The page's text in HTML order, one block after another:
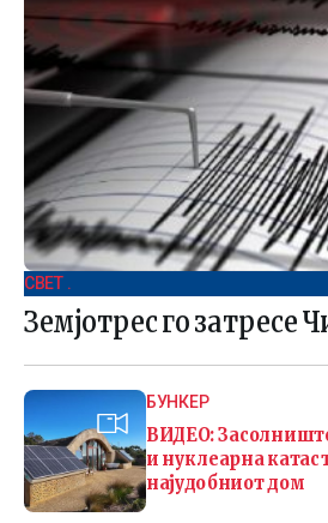
СВЕТ .
Земјотрес го затресе
БУНКЕР
ВИДЕО: Засолниште
и нуклеарна
најудобниот дом